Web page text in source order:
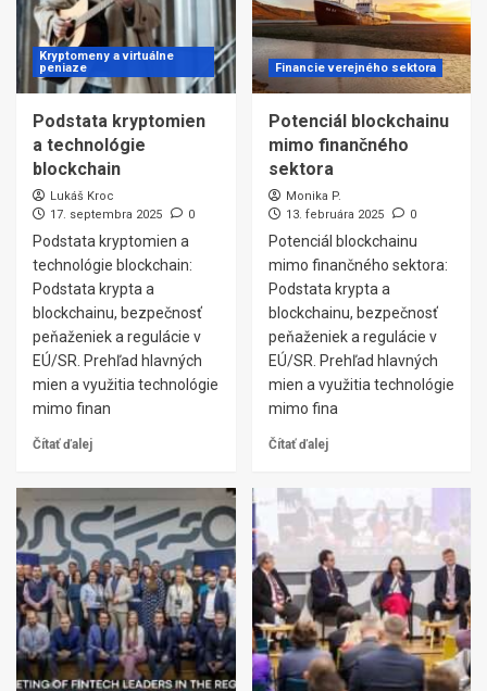
Kryptomeny a virtuálne
peniaze
Podstata kryptomien
a technológie
blockchain
Lukáš Kroc
17. septembra 2025
0
Podstata kryptomien a
technológie blockchain:
Podstata krypta a
blockchainu, bezpečnosť
peňaženiek a regulácie v
EÚ/SR. Prehľad hlavných
mien a využitia technológie
mimo finan
Čítať ďalej
Financie verejného sektora
Potenciál blockchainu
mimo finančného
sektora
Monika P.
13. februára 2025
0
Potenciál blockchainu
mimo finančného sektora:
Podstata krypta a
blockchainu, bezpečnosť
peňaženiek a regulácie v
EÚ/SR. Prehľad hlavných
mien a využitia technológie
mimo fina
Čítať ďalej